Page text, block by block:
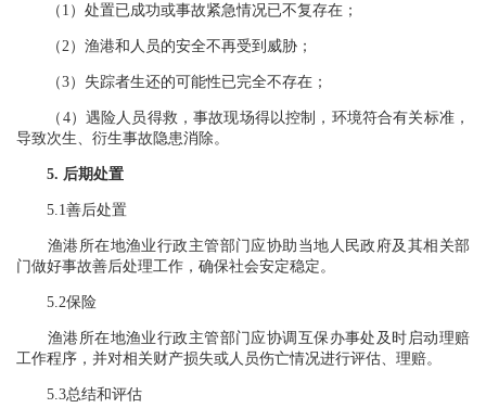
（1）处置已成功或事故紧急情况已不复存在；
（2）渔港和人员的安全不再受到威胁；
（3）失踪者生还的可能性已完全不存在；
（4）遇险人员得救，事故现场得以控制，环境符合有关标准，
导致次生、衍生事故隐患消除。
5. 后期处置
5.1善后处置
渔港所在地渔业行政主管部门应协助当地人民政府及其相关部
门做好事故善后处理工作，确保社会安定稳定。
5.2保险
渔港所在地渔业行政主管部门应协调互保办事处及时启动理赔
工作程序，并对相关财产损失或人员伤亡情况进行评估、理赔。
5.3总结和评估